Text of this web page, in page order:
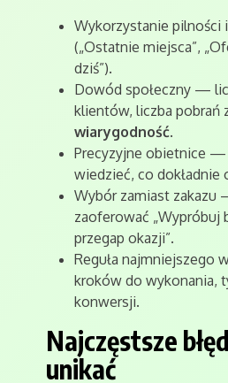
Wykorzystanie pilności
(„Ostatnie miejsca”,
dziś”).
Dowód społeczny —
klientów, liczba pobrań
wiarygodność.
Precyzyjne obietnice
wiedzieć, co dokładnie
Wybór zamiast zakazu
zaoferować „Wypróbuj
przegap okazji”.
Reguła najmniejszego
kroków do wykonania,
konwersji.
Najczęstsze
unikać